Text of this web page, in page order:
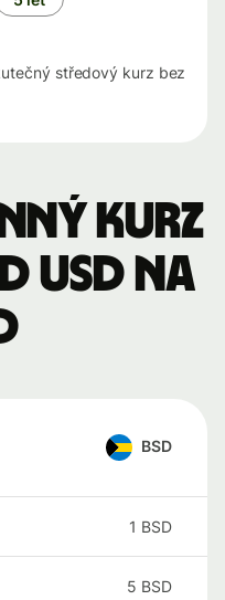
středový kurz bez
kurz
USD na
BSD
1 BSD
5 BSD